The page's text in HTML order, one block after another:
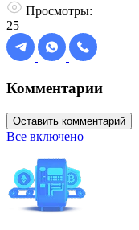
Просмотры:
25
Комментарии
Оставить комментарий
Все включено